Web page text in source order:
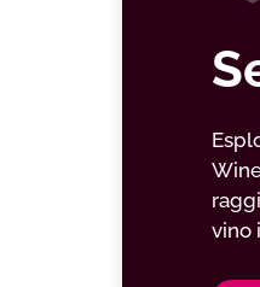
vino